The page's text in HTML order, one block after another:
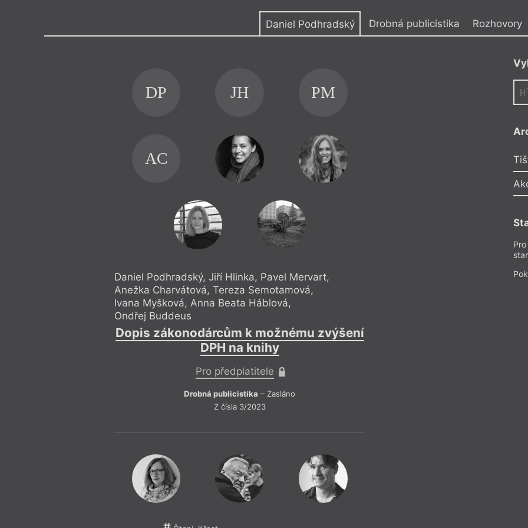
Výroční ceny
Daniel Podhradský Drobná publicistika Rozhovory
DP JH PM
AC
Daniel Podhradský,Jiří Hlinka, Pavel Mervart,
Anežka Charvátová,Tereza Semotamová,
Ivana Myšková, Anna Beata Háblová,
Ondřej Buddeus
Dopis zákonodárcům k možnému zvýšení
DPH na knihy
Pro předplatitele
Drobná publicistika – Zasláno
Z čísla 3/2023
Daniel Podhradský